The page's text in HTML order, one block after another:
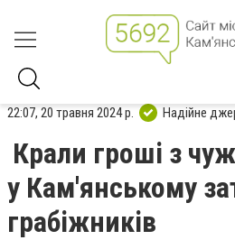
22:07, 20 травня 2024 р. Надійне
Крали гроші з
у Кам'янському
грабіжників